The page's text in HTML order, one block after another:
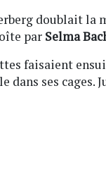
doublait la
par Selma
faisaient
dans ses cages.